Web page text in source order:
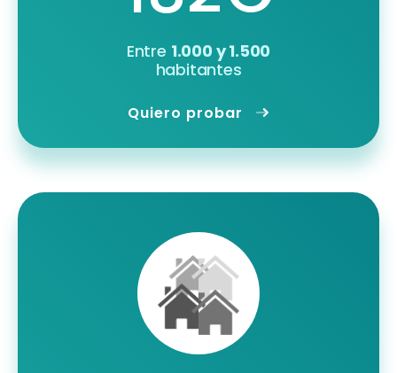
Entre 1.000 y 1.500
habitantes
Quiero probar